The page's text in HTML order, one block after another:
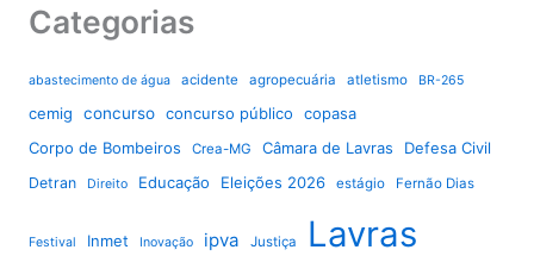
Categorias
abastecimento de água acidente agropecuária atletismo BR-265
cemig concurso concurso público
copasa
Corpo de Bombeiros
Crea-MG Câmara de Lavras Defesa Civil
Detran Direito Educação Eleições 2026 estágio Fernão Dias
Festival Inmet Inovação ipva Justiça Lavras